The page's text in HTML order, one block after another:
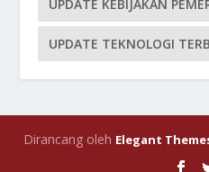
UPDATE KEBIJAKAN
UPDATE TEKNOLOGI
Dirancang oleh Elegant